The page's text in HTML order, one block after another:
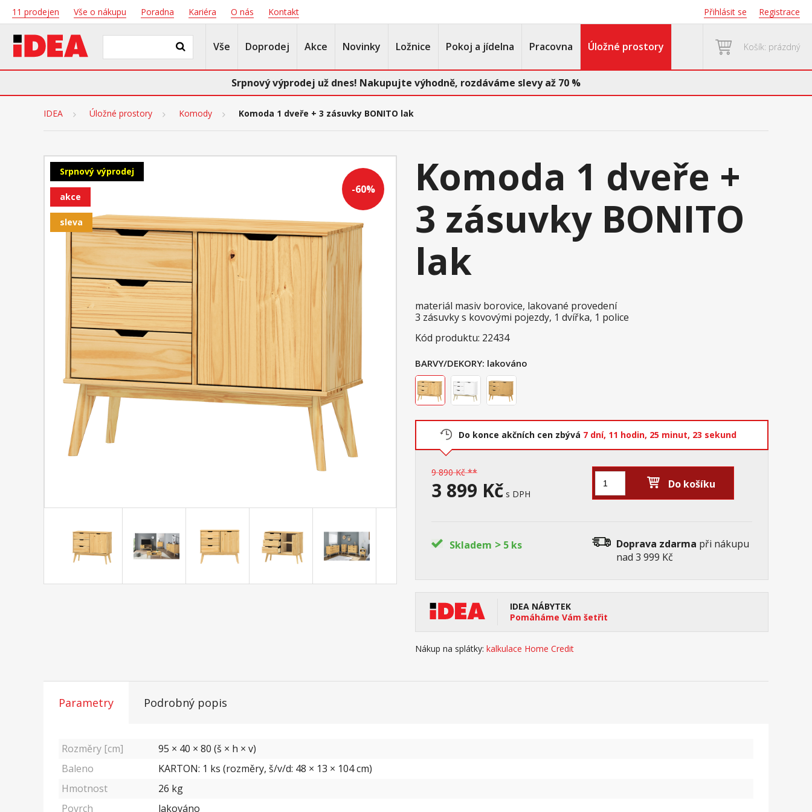
11 prodejen Vše o nákupu Poradna Kariéra O nás Kontakt Přihlásit se Registrace
Vše Doprodej Akce Novinky Ložnice Pokoj a jídelna Pracovna Úložné prostory Košík: prázdný
Srpnový výprodej už dnes! Nakupujte výhodně, rozdáváme slevy až 70 %
IDEA Úložné prostory Komody Komoda 1 dveře + 3 zásuvky BONITO lak
-60%
Srpnový výprodej
akce
sleva
Komoda 1 dveře +
3 zásuvky BONITO
lak
materiál masiv borovice, lakované provedení
3 zásuvky s kovovými pojezdy, 1 dvířka, 1 police
Kód produktu: 22434
BARVY/DEKORY: lakováno
Do konce akčních cen zbývá 7 dní, 11 hodin, 25 minut, 22 sekund
9 890 Kč **
3 899 Kč s DPH
Do košíku
Skladem > 5 ks Doprava zdarma při nákupu
nad 3 999 Kč
IDEA NÁBYTEK
Pomáháme Vám šetřit
Nákup na splátky: kalkulace Home Credit
Parametry Podrobný popis
Rozměry [cm]
95 × 40 × 80 (š × h × v)
Baleno
KARTON: 1 ks (rozměry, š/v/d: 48 × 13 × 104 cm)
Hmotnost
26 kg
Povrch
lakováno